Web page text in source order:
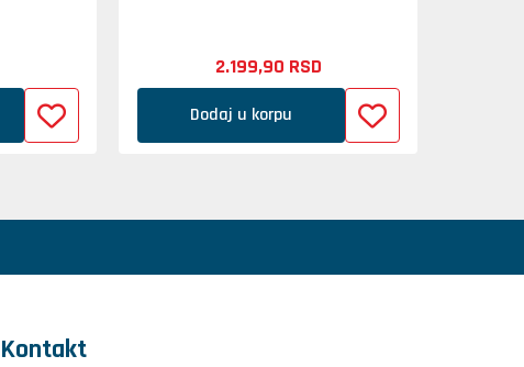
2.199,90 RSD
Dodaj u korpu
Kontakt